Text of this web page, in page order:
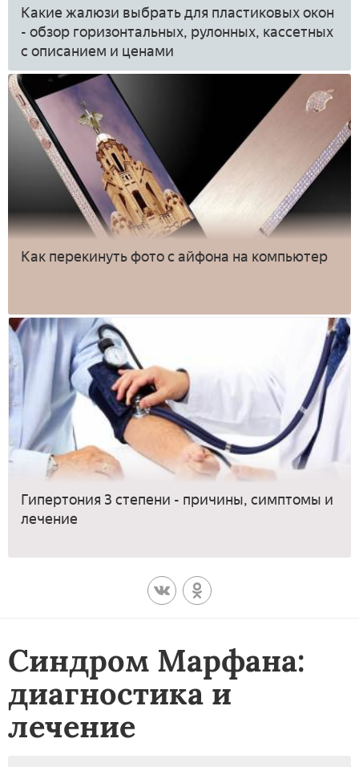
Какие жалюзи выбрать для пластиковых окон
- обзор горизонтальных, рулонных, кассетных
с описанием и ценами
Как перекинуть фото с айфона на компьютер
Гипертония 3 степени - причины, симптомы и
лечение
Синдром Марфана:
диагностика и
лечение